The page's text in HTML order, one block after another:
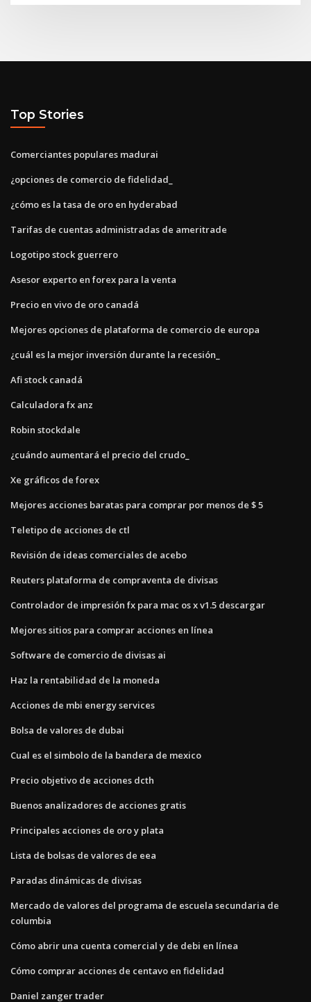
Top Stories
Comerciantes populares madurai
¿opciones de comercio de fidelidad_
¿cómo es la tasa de oro en hyderabad
Tarifas de cuentas administradas de ameritrade
Logotipo stock guerrero
Asesor experto en forex para la venta
Precio en vivo de oro canadá
Mejores opciones de plataforma de comercio de europa
¿cuál es la mejor inversión durante la recesión_
Afi stock canadá
Calculadora fx anz
Robin stockdale
¿cuándo aumentará el precio del crudo_
Xe gráficos de forex
Mejores acciones baratas para comprar por menos de $ 5
Teletipo de acciones de ctl
Revisión de ideas comerciales de acebo
Reuters plataforma de compraventa de divisas
Controlador de impresión fx para mac os x v1.5 descargar
Mejores sitios para comprar acciones en línea
Software de comercio de divisas ai
Haz la rentabilidad de la moneda
Acciones de mbi energy services
Bolsa de valores de dubai
Cual es el simbolo de la bandera de mexico
Precio objetivo de acciones dcth
Buenos analizadores de acciones gratis
Principales acciones de oro y plata
Lista de bolsas de valores de eea
Paradas dinámicas de divisas
Mercado de valores del programa de escuela secundaria de
columbia
Cómo abrir una cuenta comercial y de debi en línea
Cómo comprar acciones de centavo en fidelidad
Daniel zanger trader